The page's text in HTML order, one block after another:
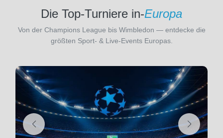
Die Top-Turniere in-Europa
Von der Champions League bis Wimbledon — entdecke die
größten Sport- & Live-Events Europas.